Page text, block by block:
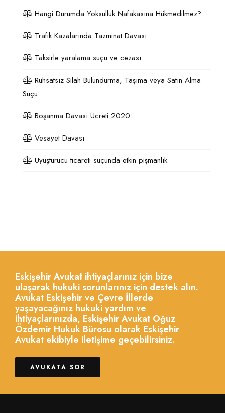
Hangi Durumda Yoksulluk Nafakasına Hükmedilmez?
Trafik Kazalarında Tazminat Davası
Taksirle yaralama suçu ve cezası
Ruhsatsız Silah Bulundurma, Taşıma veya Satın Alma
Suçu
Boşanma Davası Ücreti 2020
Vesayet Davası
Uyuşturucu ticareti suçunda etkin pişmanlık
Eskişehir Avukat ihtiyaçlarınız için bize
ulaşarak hukuki sorunlarınız için destek alın.
Avukat Eskişehir ve Çevre İllerde
yaşayacağınız hukuki yardım ve
ihtiyaçlarınızda, Eskişehir Avukat Oğuz
Özdemir Hukuk Bürosu olarak Eskişehir
Avukat ekibiyle iletişime geçebilirsiniz.
AVUKATA SOR